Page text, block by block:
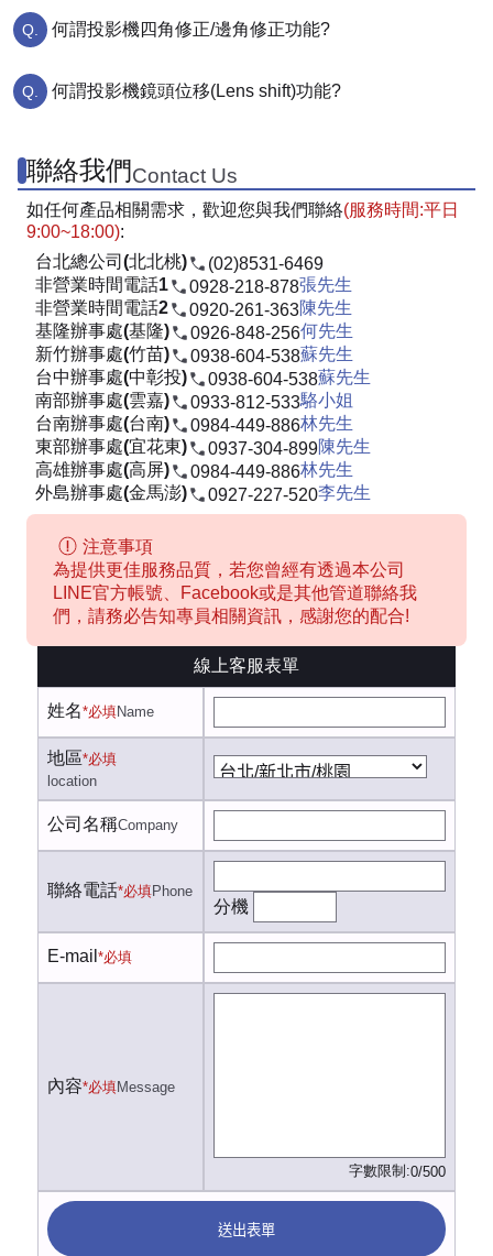
何謂投影機四角修正/邊角修正功能?
何謂投影機鏡頭位移(Lens shift)功能?
聯絡我們Contact Us
如任何產品相關需求，歡迎您與我們聯絡(服務時間:平日
9:00~18:00):
台北總公司(北北桃)
(02)8531-6469
非營業時間電話1
0928-218-878張先生
非營業時間電話2
0920-261-363陳先生
基隆辦事處(基隆)
0926-848-256何先生
新竹辦事處(竹苗)
0938-604-538蘇先生
台中辦事處(中彰投)
0938-604-538蘇先生
南部辦事處(雲嘉)
0933-812-533駱小姐
台南辦事處(台南)
0984-449-886林先生
東部辦事處(宜花東)
0937-304-899陳先生
高雄辦事處(高屏)
0984-449-886林先生
外島辦事處(金馬澎)
0927-227-520李先生
注意事項
為提供更佳服務品質，若您曾經有透過本公司
LINE官方帳號、Facebook或是其他管道聯絡我
們，請務必告知專員相關資訊，感謝您的配合!
線上客服表單
姓名*必填Name
地區*必填
location
公司名稱Company
聯絡電話*必填Phone
分機
E-mail *必填
內容*必填Message
字數限制:0/500
送出表單